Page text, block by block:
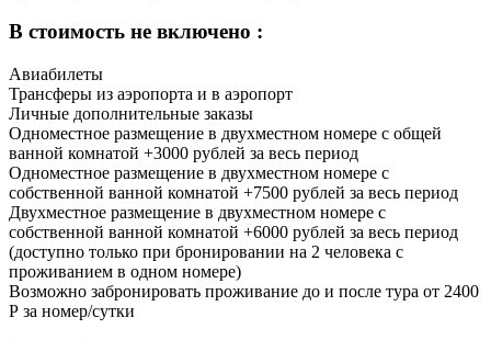
В стоимость не включено :
Авиабилеты
Трансферы из аэропорта и в аэропорт
Личные дополнительные заказы
Одноместное размещение в двухместном номере с общей
ванной комнатой +3000 рублей за весь период
Одноместное размещение в двухместном номере с
собственной ванной комнатой +7500 рублей за весь период
Двухместное размещение в двухместном номере с
собственной ванной комнатой +6000 рублей за весь период
(доступно только при бронировании на 2 человека с
проживанием в одном номере)
Возможно забронировать проживание до и после тура от 2400
Р за номер/сутки